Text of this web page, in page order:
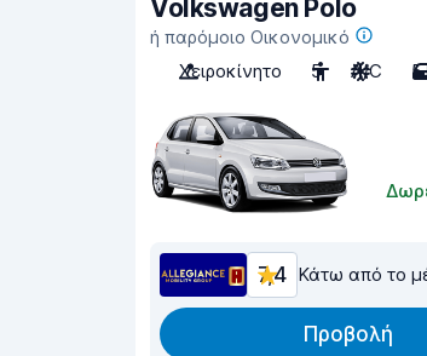
Volkswagen Polo
ή παρόμοιο Οικονομικό
Χειροκίνητο
5 A/C 5
7,4 Κάτω από το
Προβολή